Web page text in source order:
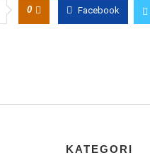
0 Facebook
KATEGORI